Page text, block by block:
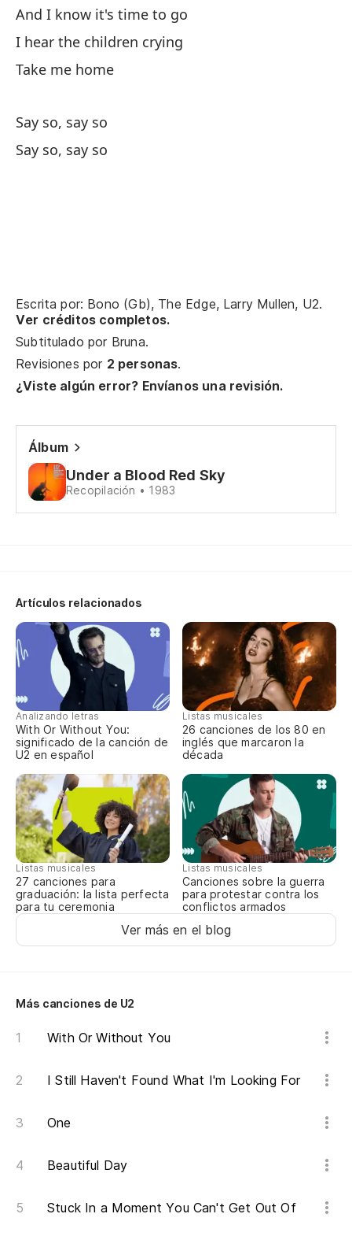
And I know it's time to go
I hear the children crying
Take me home
Say so, say so
Say so, say so
Escrita por: Bono (Gb), The Edge, Larry Mullen, U2.
Ver créditos completos.
Subtitulado por Bruna.
Revisiones por 2 personas.
¿Viste algún error? Envíanos una revisión.
Álbum
Under a Blood Red Sky
Recopilación • 1983
Artículos relacionados
Analizando letras
With Or Without You:
significado de la canción de
U2 en español
Listas musicales
26 canciones de los 80 en
inglés que marcaron la
década
Listas musicales
27 canciones para
graduación: la lista perfecta
para tu ceremonia
Listas musicales
Canciones sobre la guerra
para protestar contra los
conflictos armados
Ver más en el blog
Más canciones de U2
With Or Without You
I Still Haven't Found What I'm Looking For
One
Beautiful Day
Stuck In a Moment You Can't Get Out Of